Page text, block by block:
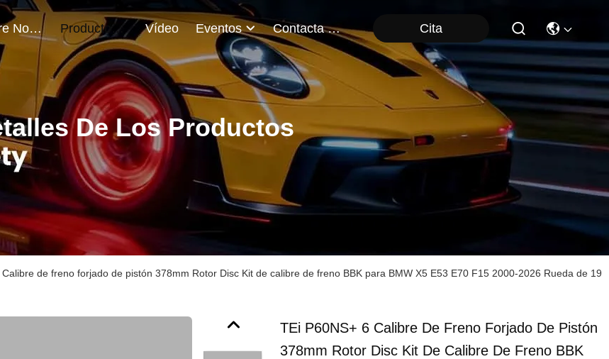
Sobre Nosotros Productos Vídeo Eventos Contacta Con Nosotros Cita
De Los Productos
Calibre de freno forjado de pistón 378mm Rotor Disc Kit de calibre de freno BBK para BMW X5 E53 E70 F15 2000-2026 Rueda de 19
TEi P60NS+ 6 Calibre De Freno Forjado De Pistón
378mm Rotor Disc Kit De Calibre De Freno BBK